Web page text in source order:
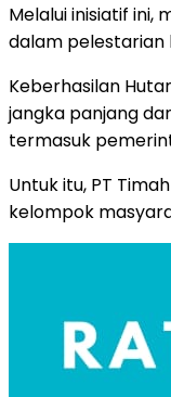
Melalui inisiatif ini,
dalam pelestarian
Keberhasilan
jangka panjang
termasuk
Untuk itu, PT
kelompok